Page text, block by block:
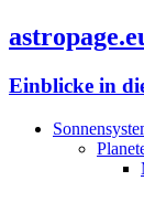
Einblicke in